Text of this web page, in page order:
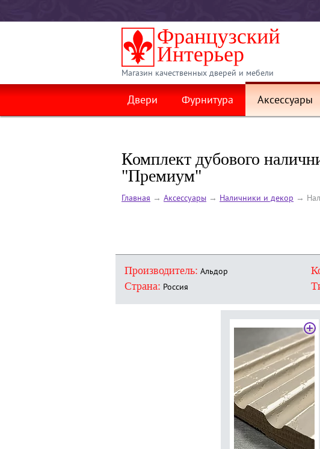
Магазин качественных дверей и мебели
Двери Фурнитура Аксессуары
Комплект дубового
"Премиум"
Главная → Аксессуары → Наличники и декор →
Производитель: Альдор
Страна: Россия